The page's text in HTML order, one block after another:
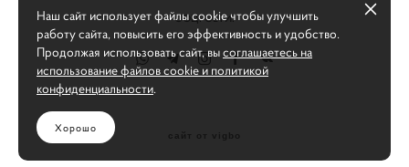
СОЦ. СЕТИ:
Наш сайт использует файлы cookie чтобы улучшить
работу сайта, повысить его эффективность и удобство.
Продолжая использовать сайт, высоглашаетесь на
использование файлов cookie и политикой
конфиденциальности.
Хорошо